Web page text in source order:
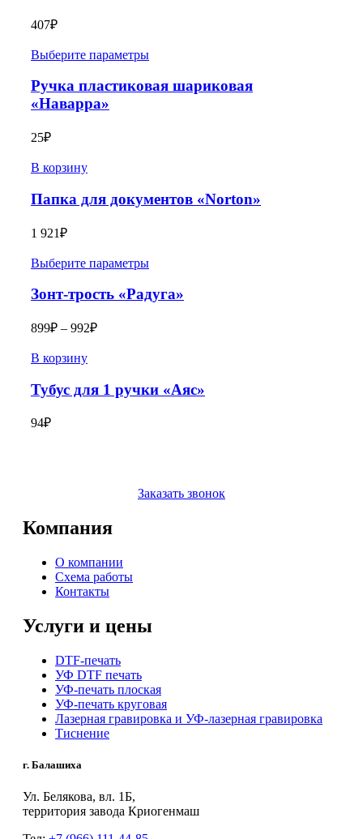
407₽
Выберите параметры
Ручка пластиковая шариковая
«Наварра»
25₽
В корзину
Папка для документов «Norton»
1 921₽
Выберите параметры
Зонт-трость «Радуга»
899₽ – 992₽
В корзину
Тубус для 1 ручки «Аяс»
94₽
Заказать звонок
Компания
О компании
Схема работы
Контакты
Услуги и цены
DTF-печать
УФ DTF печать
УФ-печать плоская
УФ-печать круговая
Лазерная гравировка и УФ-лазерная гравировка
Тиснение
г. Балашиха
Ул. Белякова, вл. 1Б,
территория завода Криогенмаш